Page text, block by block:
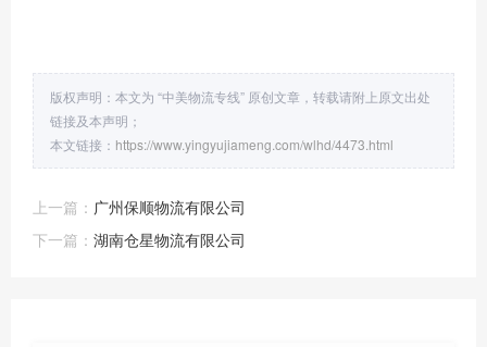
版权声明：本文为 “中美物流专线” 原创文章，转载请附上原文出处
链接及本声明；
本文链接： https://www.yingyujiameng.com/wlhd/4473.html
上一篇： 广州保顺物流有限公司
下一篇： 湖南仓星物流有限公司